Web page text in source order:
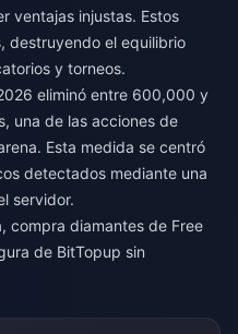
ventajas injustas. Estos
destruyendo el equilibrio
y torneos.
eliminó entre 600,000 y
una de las acciones de
Esta medida se centró
detectados mediante una
servidor.
compra diamantes de Free
de BitTopup sin